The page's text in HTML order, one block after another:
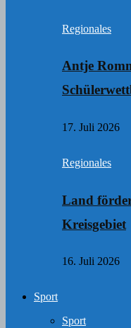
Regionales
Antje
17. Juli 2026
Regionales
Land
Kreisgebiet
16. Juli 2026
Sport
Sport